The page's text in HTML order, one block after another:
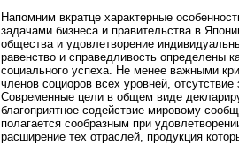
Напомним вкратце характерные
задачами бизнеса и правительства в
общества и удовлетворение
равенство и справедливость определены
социального успеха. Не менее важными
членов социоров всех уровней,
Современные цели в общем виде
благоприятное содействие мировому
полагается сообразным при
расширение тех отраслей, продукция